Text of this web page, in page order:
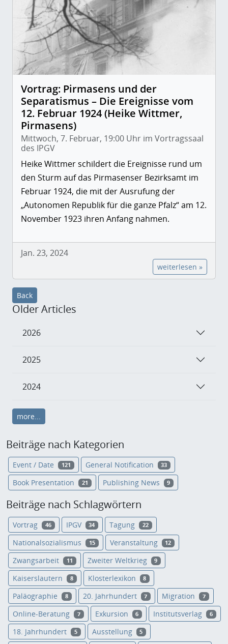
Vortrag: Pirmasens und der
Separatismus – Die Ereignisse vom
12. Februar 1924 (Heike Wittmer,
Pirmasens)
Mittwoch, 7. Februar, 19:00 Uhr im Vortragssaal
des IPGV
Heike Wittmer schildert die Ereignisse rund um
den Sturm auf das Pirmasenser Bezirksamt im
Februar 1924, die mit der Ausrufung der
„Autonomen Republik für die ganze Pfalz“ am 12.
November 1923 ihren Anfang nahmen.
Jan. 23, 2024
weiterlesen »
Back
Older Articles
2026
2025
2024
more...
Beiträge nach Kategorien
Event / Date 121 General Notification 33
Book Presentation 21 Publishing News 9
Beiträge nach Schlagwörtern
Vortrag 46 IPGV 34 Tagung 22
Nationalsozialismus 15 Veranstaltung 12
Zwangsarbeit 11 Zweiter Weltkrieg 9
Kaiserslautern 8 Klosterlexikon 8
Paläographie 8 20. Jahrhundert 7 Migration 7
Online-Beratung 7 Exkursion 6 Institutsverlag 6
18. Jahrhundert 5 Ausstellung 5